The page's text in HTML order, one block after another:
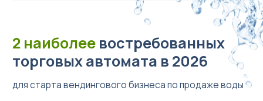
2 наиболее востребованных
торговых автомата в 2026
для старта вендингового бизнеса по продаже воды